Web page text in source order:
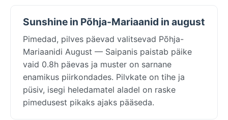
Sunshine in Põhja-Mariaanid in august
Pimedad, pilves päevad valitsevad Põhja-
Mariaanidi August — Saipanis paistab päike
vaid 0.8h päevas ja muster on sarnane
enamikus piirkondades. Pilvkate on tihe ja
püsiv, isegi heledamatel aladel on raske
pimedusest pikaks ajaks pääseda.